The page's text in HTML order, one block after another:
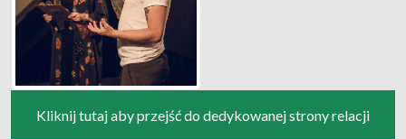
Kliknij tutaj aby przejść do dedykowanej strony relacji